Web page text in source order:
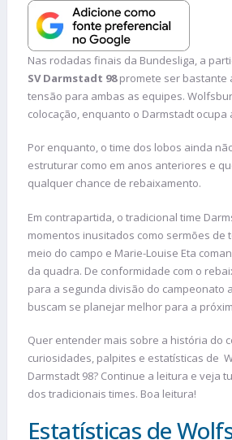
Nas rodadas finais da Bundesliga, a
SV Darmstadt 98promete ser bastante
tensão para ambas as equipes.
colocação, enquanto o Darmstadt ocupa
Por enquanto, o time dos lobos ainda
estruturar como em anos anteriores e
qualquer chance de rebaixamento.
Em contrapartida, o tradicional time
momentos inusitados como sermões de
meio do campo e Marie-Louise Eta
da quadra. De conformidade com o
para a segunda divisão do campeonato
buscam se planejar melhor para a
Quer entender mais sobre a história do
curiosidades, palpites e estatísticas de
Darmstadt 98? Continue a leitura e veja
dos tradicionais times. Boa leitura!
Estatísticas de